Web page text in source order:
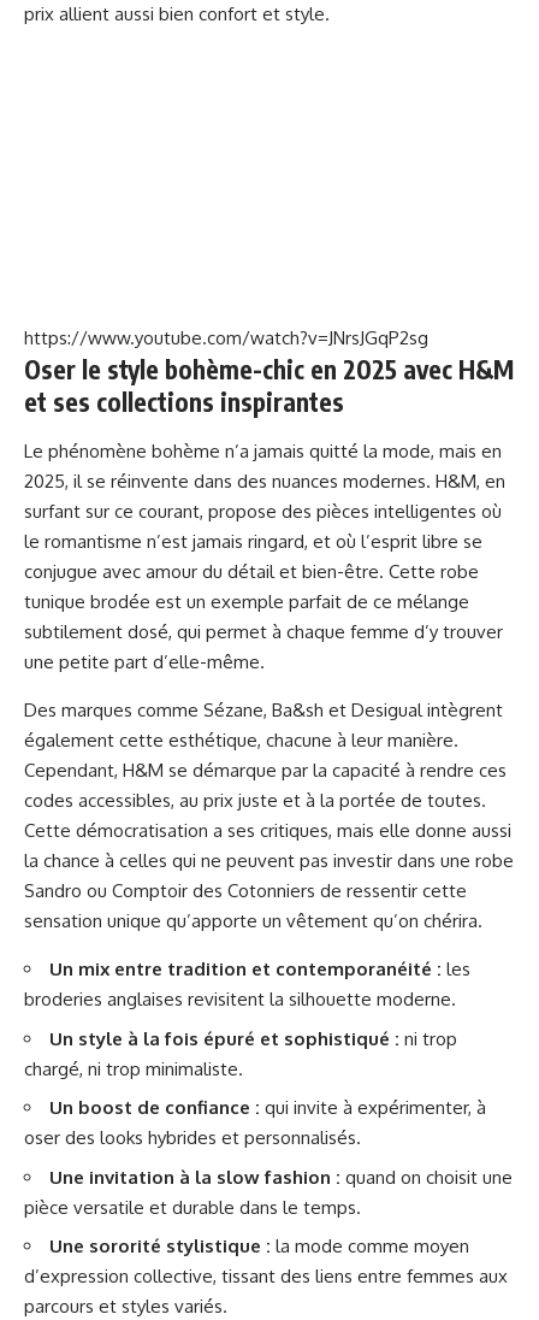
prix allient aussi bien confort et style.
https://www.youtube.com/watch?v=JNrsJGqP2sg
Oser le style bohème-chic en 2025 avec H&M
et ses collections inspirantes
Le phénomène bohème n’a jamais quitté la mode, mais en
2025, il se réinvente dans des nuances modernes. H&M, en
surfant sur ce courant, propose des pièces intelligentes où
le romantisme n’est jamais ringard, et où l’esprit libre se
conjugue avec amour du détail et bien-être. Cette robe
tunique brodée est un exemple parfait de ce mélange
subtilement dosé, qui permet à chaque femme d’y trouver
une petite part d’elle-même.
Des marques comme Sézane, Ba&sh et Desigual intègrent
également cette esthétique, chacune à leur manière.
Cependant, H&M se démarque par la capacité à rendre ces
codes accessibles, au prix juste et à la portée de toutes.
Cette démocratisation a ses critiques, mais elle donne aussi
la chance à celles qui ne peuvent pas investir dans une robe
Sandro ou Comptoir des Cotonniers de ressentir cette
sensation unique qu’apporte un vêtement qu’on chérira.
Un mix entre tradition et contemporanéité : les
broderies anglaises revisitent la silhouette moderne.
Un style à la fois épuré et sophistiqué : ni trop
chargé, ni trop minimaliste.
Un boost de confiance : qui invite à expérimenter, à
oser des looks hybrides et personnalisés.
Une invitation à la slow fashion : quand on choisit une
pièce versatile et durable dans le temps.
Une sororité stylistique : la mode comme moyen
d’expression collective, tissant des liens entre femmes aux
parcours et styles variés.